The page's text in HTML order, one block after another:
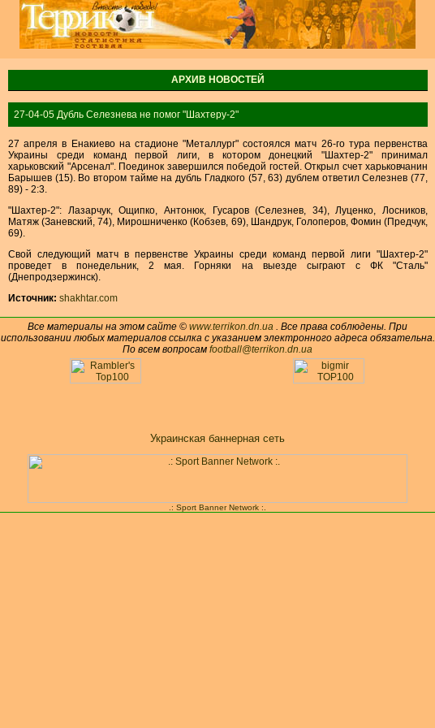
АРХИВ НОВОСТЕЙ
27-04-05 Дубль Селезнева не помог "Шахтеру-2"
27 апреля в Енакиево на стадионе "Металлург" состоялся матч 26-го тура первенства
Украины среди команд первой лиги, в котором донецкий "Шахтер-2" принимал
харьковский "Арсенал". Поединок завершился победой гостей. Открыл счет харьковчанин
Барышев (15). Во втором тайме на дубль Гладкого (57, 63) дублем ответил Селезнев (77,
89) - 2:3.
"Шахтер-2": Лазарчук, Ощипко, Антонюк, Гусаров (Селезнев, 34), Луценко, Лосников,
Матяж (Заневский, 74), Мирошниченко (Кобзев, 69), Шандрук, Голоперов, Фомин (Предчук,
69).
Свой следующий матч в первенстве Украины среди команд первой лиги "Шахтер-2"
проведет в понедельник, 2 мая. Горняки на выезде сыграют с ФК "Сталь"
(Днепродзержинск).
Источник: shakhtar.com
Все материалы на этом сайте © www.terrikon.dn.ua . Все права соблюдены. При
использовании любых материалов ссылка с указанием электронного адреса обязательна.
По всем вопросам football@terrikon.dn.ua
Украинская баннерная сеть
.: Sport Banner Network :.